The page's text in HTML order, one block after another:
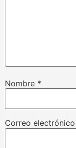
Nombre *
Correo electrónico